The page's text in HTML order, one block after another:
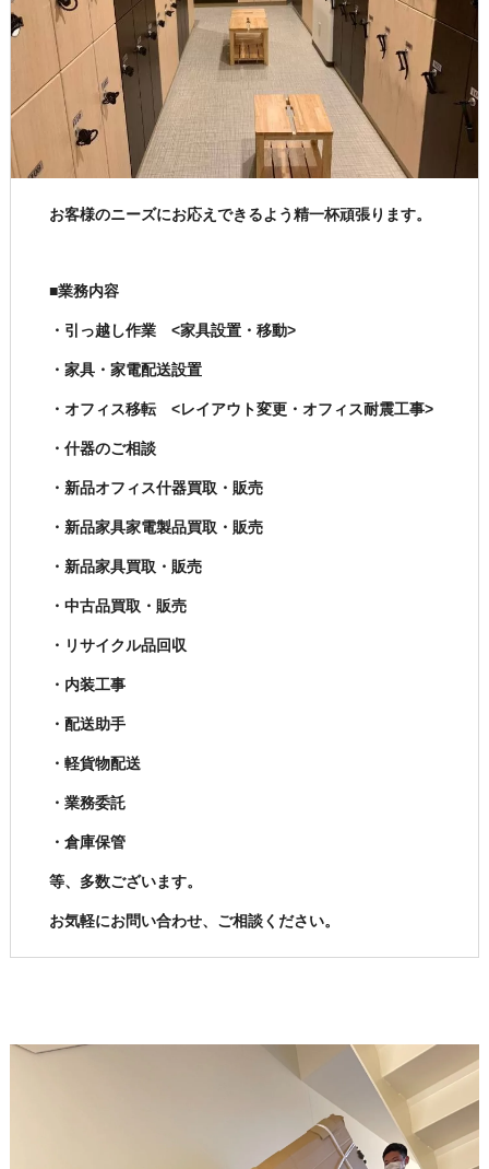
お客様のニーズにお応えできるよう精一杯頑張ります。
■業務内容
・引っ越し作業 <家具設置・移動>
・家具・家電配送設置
・オフィス移転 <レイアウト変更・オフィス耐震工事>
・什器のご相談
・新品オフィス什器買取・販売
・新品家具家電製品買取・販売
・新品家具買取・販売
・中古品買取・販売
・リサイクル品回収
・内装工事
・配送助手
・軽貨物配送
・業務委託
・倉庫保管
等、多数ございます。
お気軽にお問い合わせ、ご相談ください。